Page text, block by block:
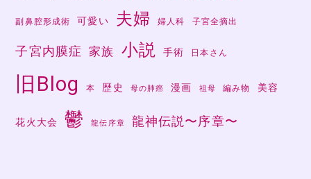
副鼻腔形成術 可愛い 夫婦 婦人科 子宮全摘出
子宮内膜症 家族 小説 手術 日本さん
旧Blog 本 歴史 母の肺癌 漫画 祖母 編み物 美容
花火大会 鬱 龍伝序章 龍神伝説〜序章〜